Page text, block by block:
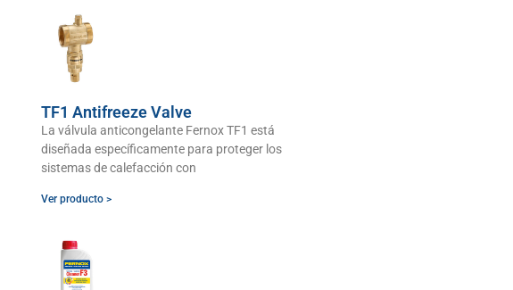
TF1 Antifreeze Valve
La válvula anticongelante Fernox TF1 está
diseñada específicamente para proteger los
sistemas de calefacción con
Ver producto >